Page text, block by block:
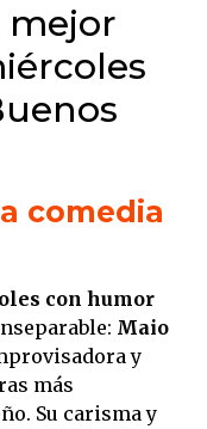
mejor
comedia
con humor
Maio
y
más
Su carisma y